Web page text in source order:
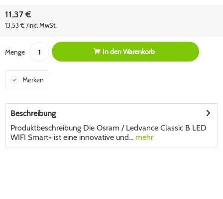
11,37 €
13,53 € /inkl MwSt.
Menge In denWarenkorb
Merken
Beschreibung
Produktbeschreibung Die Osram / Ledvance Classic B LED
WIFI Smart+ ist eine innovative und... mehr